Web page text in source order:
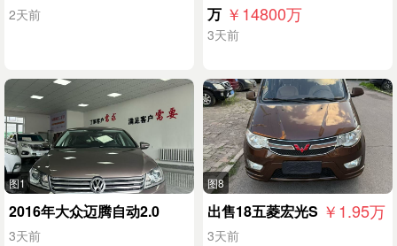
2天前
万 ￥14800万
3天前
图1
2016年大众迈腾自动2.0
3天前
图8
出售18五菱宏光S ￥1.95万
3天前